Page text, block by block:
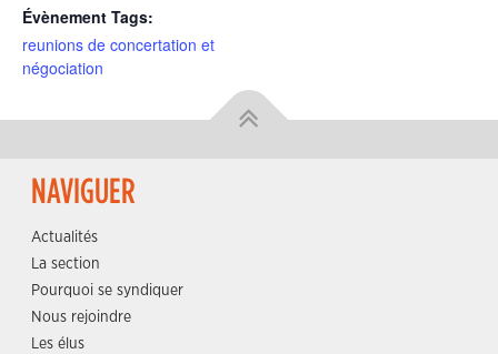
Évènement Tags:
reunions de concertation et
négociation
NAVIGUER
Actualités
La section
Pourquoi se syndiquer
Nous rejoindre
Les élus